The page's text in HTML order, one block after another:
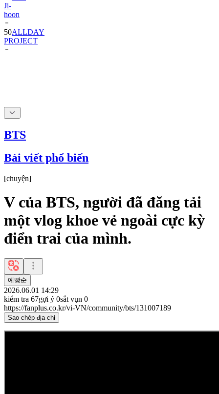
Ji-
hoon
50ALLDAY
PROJECT
BTS
Bài viết phổ biến
[chuyện]
V của BTS, người đã đăng tải
một vlog khoe vẻ ngoài cực kỳ
điển trai của mình.
예빵순
2026.06.01 14:29
kiểm tra 67gợi ý 0sắt vụn 0
https://fanplus.co.kr/vi-VN/community/bts/131007189
Sao chép địa chỉ